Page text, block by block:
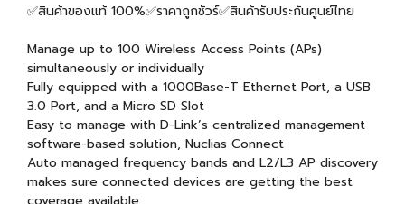
✅สินค้าของแท้ 100%✅ราคาถูกชัวร์✅สินค้ารับประกันศูนย์ไทย
Manage up to 100 Wireless Access Points (APs)
simultaneously or individually
Fully equipped with a 1000Base-T Ethernet Port, a USB
3.0 Port, and a Micro SD Slot
Easy to manage with D-Link’s centralized management
software-based solution, Nuclias Connect
Auto managed frequency bands and L2/L3 AP discovery
makes sure connected devices are getting the best